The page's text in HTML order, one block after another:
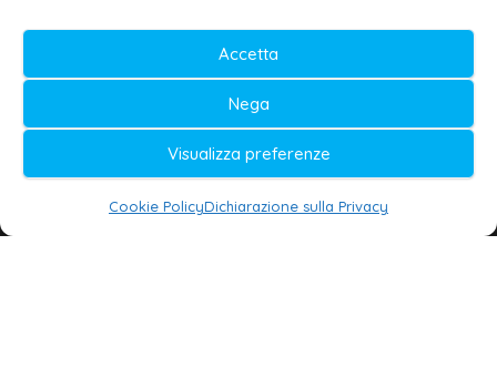
Accetta
Nega
Visualizza preferenze
Cookie PolicyDichiarazione sulla Privacy
Testata iscritta al n. 11/2020 Registro della
Stampa Tribunale di Lecce
Editore e direttore responsabile:
Daniele G. Masciullo
Galatina24 è marchio registrato dal Ministero
delle Imprese